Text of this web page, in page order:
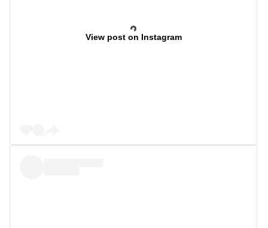
View post on Instagram